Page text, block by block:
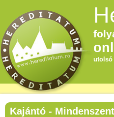
utolsó
Kajántó -